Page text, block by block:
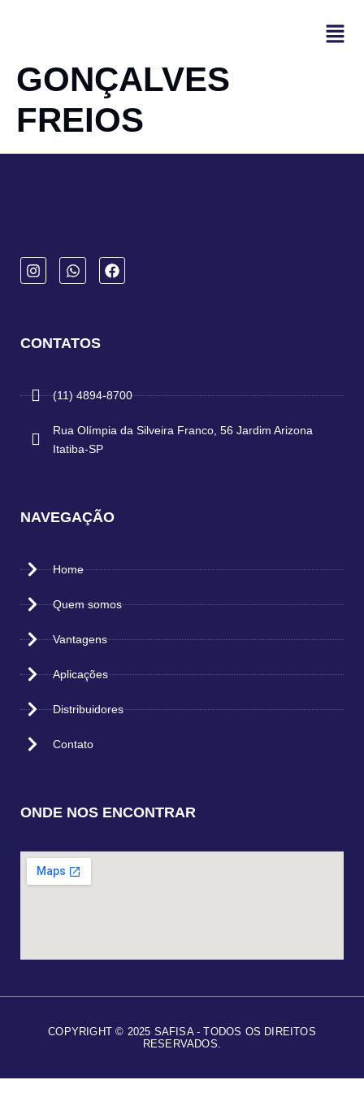
GONÇALVES
FREIOS
CONTATOS
(11) 4894-8700
Rua Olímpia da Silveira Franco, 56 Jardim Arizona
Itatiba-SP
NAVEGAÇÃO
Home
Quem somos
Vantagens
Aplicações
Distribuidores
Contato
ONDE NOS ENCONTRAR
COPYRIGHT © 2025 SAFISA - TODOS OS DIREITOS
RESERVADOS.